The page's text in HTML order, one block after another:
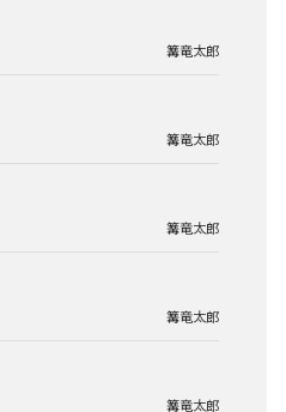
篝竜太郎
篝竜太郎
篝竜太郎
篝竜太郎
篝竜太郎